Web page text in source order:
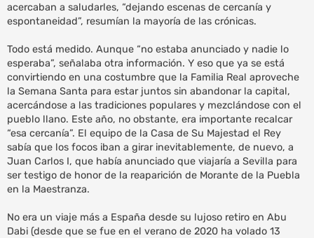
acercaban a saludarles, “dejando escenas de cercanía y
espontaneidad”, resumían la mayoría de las crónicas.
Todo está medido. Aunque “no estaba anunciado y nadie lo
esperaba”, señalaba otra información. Y eso que ya se está
convirtiendo en una costumbre que la Familia Real aproveche
la Semana Santa para estar juntos sin abandonar la capital,
acercándose a las tradiciones populares y mezclándose con el
pueblo llano. Este año, no obstante, era importante recalcar
“esa cercanía”. El equipo de la Casa de Su Majestad el Rey
sabía que los focos iban a girar inevitablemente, de nuevo, a
Juan Carlos I, que había anunciado que viajaría a Sevilla para
ser testigo de honor de la reaparición de Morante de la Puebla
en la Maestranza.
No era un viaje más a España desde su lujoso retiro en Abu
Dabi (desde que se fue en el verano de 2020 ha volado 13